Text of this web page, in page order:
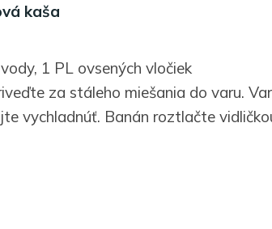
kaša
1 PL ovsených vločiek
za stáleho miešania do varu.
vychladnúť. Banán roztlačte